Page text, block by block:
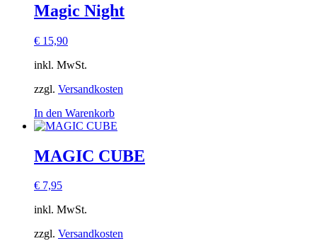
Magic Night
€ 15,90
inkl. MwSt.
zzgl. Versandkosten
In den Warenkorb
MAGIC CUBE
€ 7,95
inkl. MwSt.
zzgl. Versandkosten